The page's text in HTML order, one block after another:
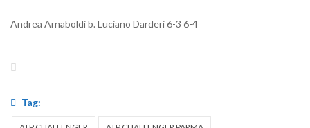
Andrea Arnaboldi b. Luciano Darderi 6-3 6-4
Tag: